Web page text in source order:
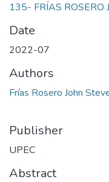
135- FRÍAS ROSERO
Date
2022-07
Authors
Frías Rosero John
Publisher
UPEC
Abstract